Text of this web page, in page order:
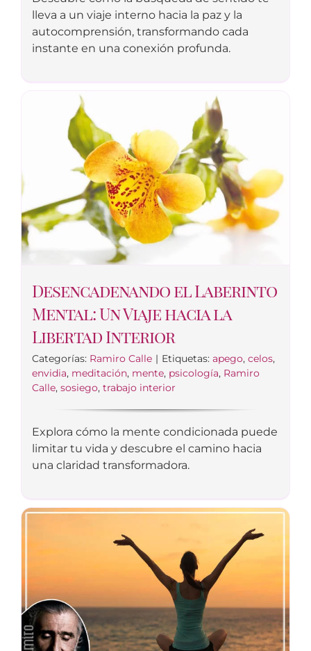
lleva a un viaje interno hacia la paz y la
autocomprensión, transformando cada
instante en una conexión profunda.
Desencadenando el Laberinto
Mental: Un Viaje hacia la
Libertad Interior
Categorías: Ramiro Calle | Etiquetas: apego, celos,
envidia, meditación, mente, psicología, Ramiro
Calle, sosiego, trabajo interior
Explora cómo la mente condicionada puede
limitar tu vida y descubre el camino hacia
una claridad transformadora.